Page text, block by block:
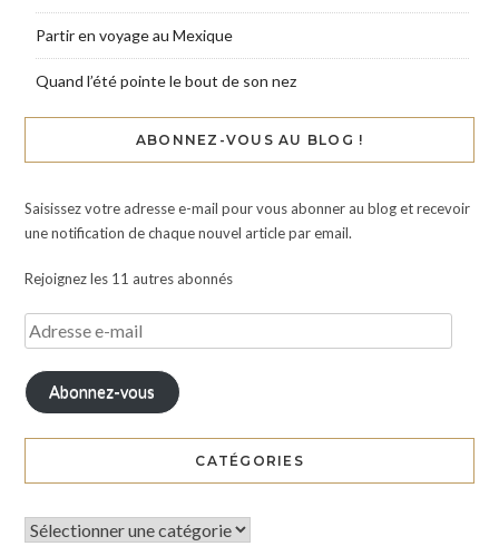
Partir en voyage au Mexique
Quand l’été pointe le bout de son nez
ABONNEZ-VOUS AU BLOG !
Saisissez votre adresse e-mail pour vous abonner au blog et recevoir
une notification de chaque nouvel article par email.
Rejoignez les 11 autres abonnés
Abonnez-vous
CATÉGORIES